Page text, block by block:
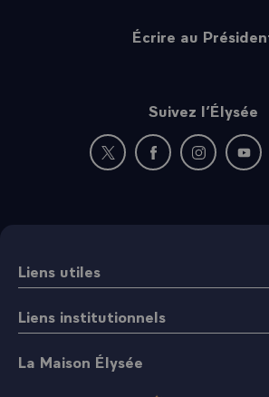
Écrire au
Suivez l’Élysée
Nouvelle fenêtre :
Nouvelle fenêtre :
Nouvelle
Liens utiles
Liens institutionnels
La Maison Élysée